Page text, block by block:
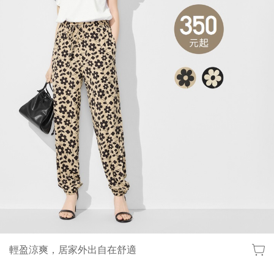
輕盈涼爽，居家外出自在舒適